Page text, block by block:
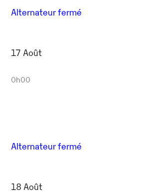
Alternateur fermé
17 Août
0h00
Alternateur fermé
18 Août